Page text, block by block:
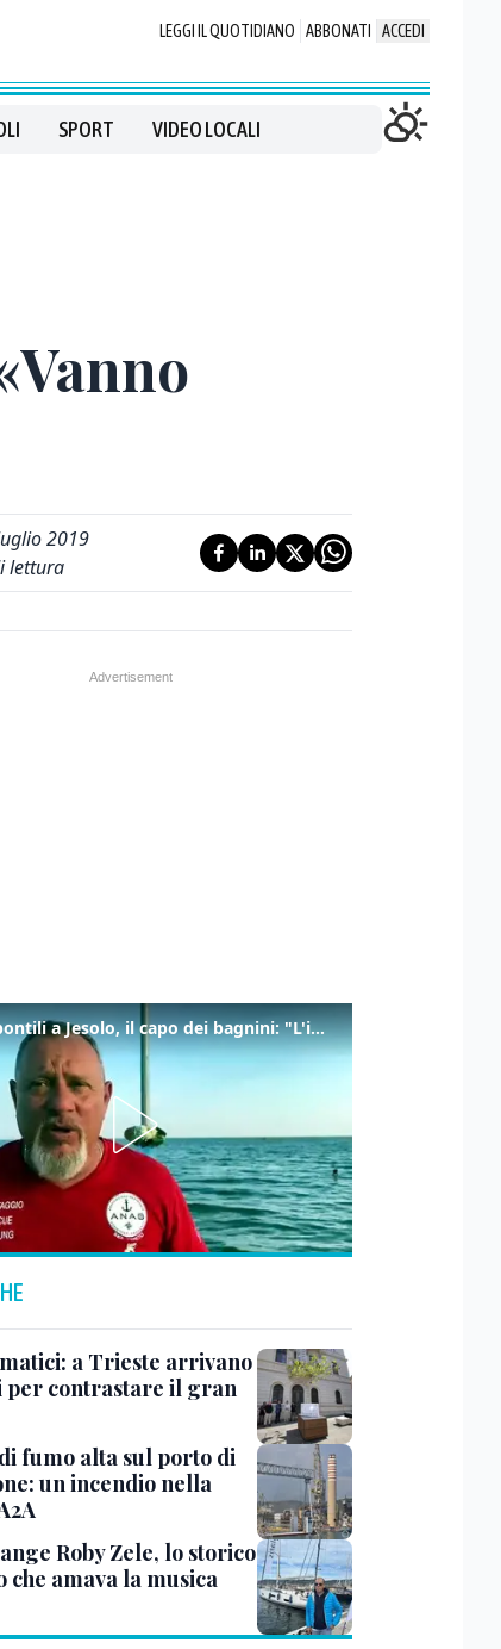
LEGGI IL QUOTIDIANO ABBONATI ACCEDI
SPORT VIDEO LOCALI
2019
lettura
Tuffi dai pontili a Jesolo, il capo dei bagnini: "L'impegno di tutti per evitare altre tragedie"
a Trieste arrivano
per contrastare il gran
fumo alta sul porto di
un incendio nella
Roby Zele, lo storico
che amava la musica